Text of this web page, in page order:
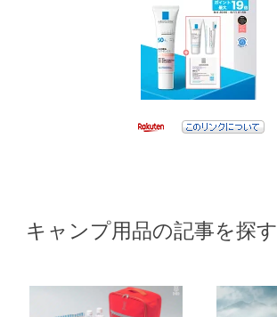
キャンプ用品の記事を探す